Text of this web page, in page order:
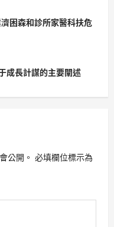
困森和診所家醫科扶危
成長計謀的主要闡述
公開。 必填欄位標示為